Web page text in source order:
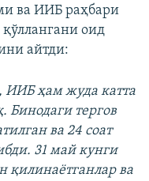
ва ИИБ раҳбари
оид
айтди:
ИИБ ҳам жуда катта
Бинодаги тергов
ва 24 соат
31 май кунги
қилинаётганлар ва